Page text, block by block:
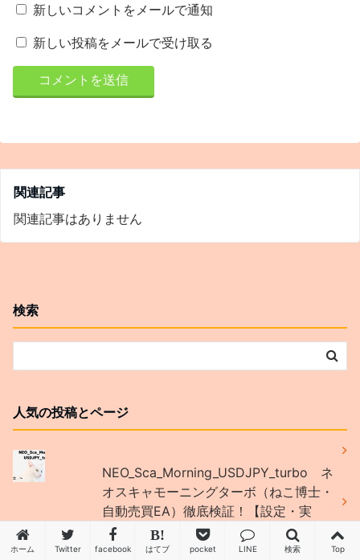
新しいコメントをメールで通知
新しい投稿をメールで受け取る
ホーム Twitter facebook はてブ pocket LINE 検索 Top
関連記事
関連記事はありません
検索
人気の投稿とページ
NEO_Sca_Morning_USDJPY_turbo ネ
オスキャモーニングターボ（ねこ博士・
自動売買EA）徹底検証！【設定・実
績・評判】